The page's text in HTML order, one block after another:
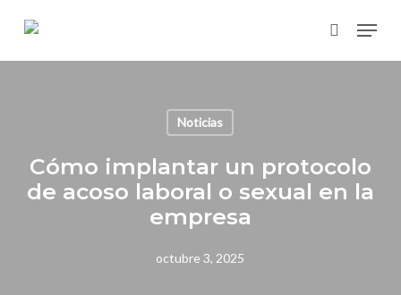
search
Menu
Noticias
Cómo implantar un protocolo
de acoso laboral o sexual en la
empresa
octubre 3, 2025